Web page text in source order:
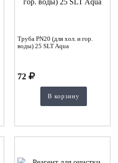
Труба PN20 (для хол. и гор.
воды) 25 SLT Aqua
72
В корзину